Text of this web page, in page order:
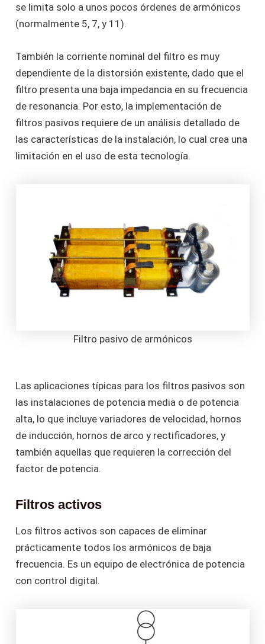
se limita solo a unos pocos órdenes de armónicos
(normalmente 5, 7, y 11).
También la corriente nominal del filtro es muy
dependiente de la distorsión existente, dado que el
filtro presenta una baja impedancia en su frecuencia
de resonancia. Por esto, la implementación de
filtros pasivos requiere de un análisis detallado de
las características de la instalación, lo cual crea una
limitación en el uso de esta tecnología.
Filtro pasivo de armónicos
Las aplicaciones típicas para los filtros pasivos son
las instalaciones de potencia media o de potencia
alta, lo que incluye variadores de velocidad, hornos
de inducción, hornos de arco y rectificadores, y
también aquellas que requieren la corrección del
factor de potencia.
Filtros activos
Los filtros activos son capaces de eliminar
prácticamente todos los armónicos de baja
frecuencia. Es un equipo de electrónica de potencia
con control digital.